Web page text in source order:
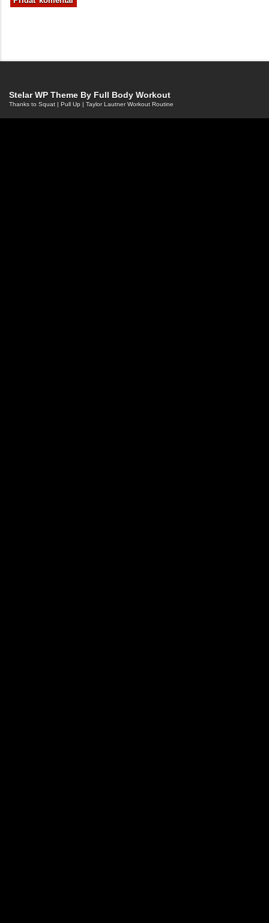
Stelar WP Theme By Full Body Workout
Thanks to Squat | Pull Up | Taylor Lautner Workout Routine